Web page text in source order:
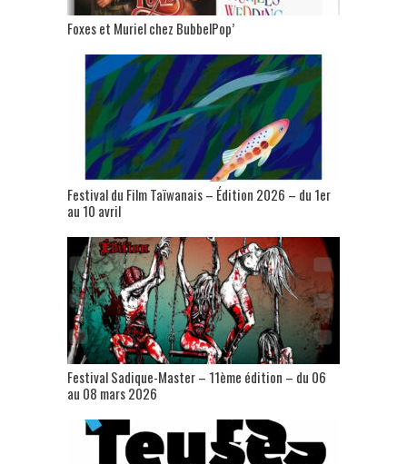
Foxes et Muriel chez BubbelPop’
Festival du Film Taïwanais – Édition 2026 – du 1er
au 10 avril
Festival Sadique-Master – 11ème édition – du 06
au 08 mars 2026